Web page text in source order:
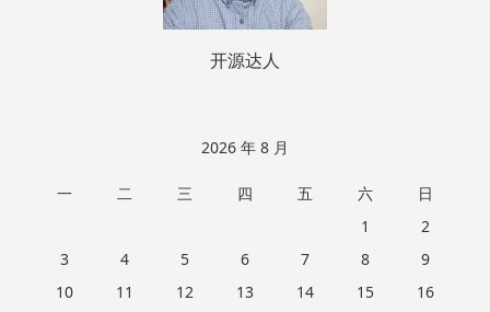
开源达人
2026 年 8 月
一 二 三 四 五 六
日
1
2
3
4 5 6 7 8
9
10
11 12 13 14 15
16